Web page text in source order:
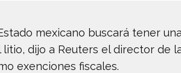
mexicano buscará tener
litio, dijo a Reuters el director de
exenciones fiscales.